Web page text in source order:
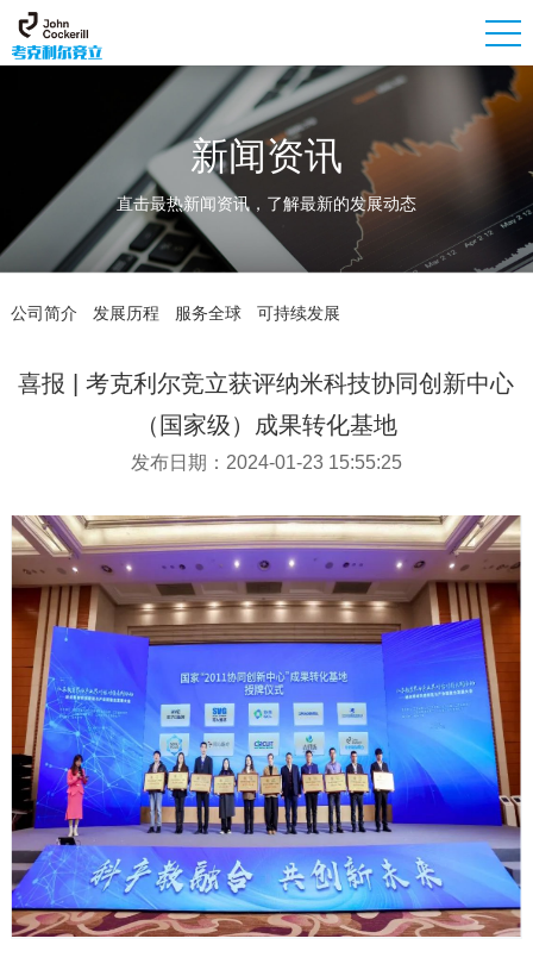
新闻资讯
直击最热新闻资讯，了解最新的发展动态
公司简介 发展历程 服务全球 可持续发展
喜报 | 考克利尔竞立获评纳米科技协同创新中心
（国家级）成果转化基地
发布日期：2024-01-23 15:55:25